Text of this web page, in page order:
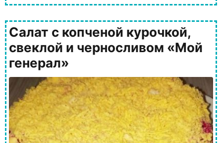
Салат с копченой курочкой,
свеклой и черносливом «Мой
генерал»